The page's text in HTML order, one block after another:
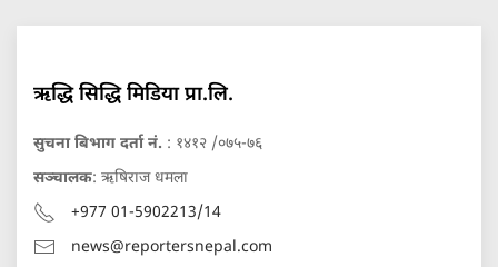
ऋद्धि सिद्धि मिडिया प्रा.लि.
सुचना बिभाग दर्ता नं. : १४१२ /०७५-७६
सञ्चालक: ऋषिराज धमला
+977 01-5902213/14
news@reportersnepal.com